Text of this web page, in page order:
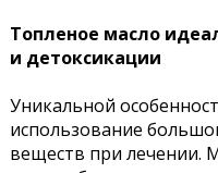
Топленое масло
и детоксикации
Уникальной
использование
веществ при лечении.